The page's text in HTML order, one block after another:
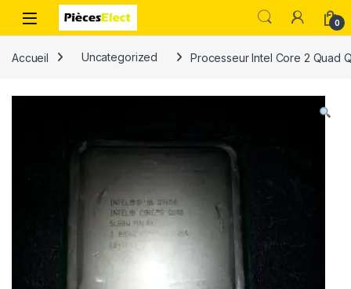
0
Accueil Uncategorized Processeur Intel Core 2 Quad